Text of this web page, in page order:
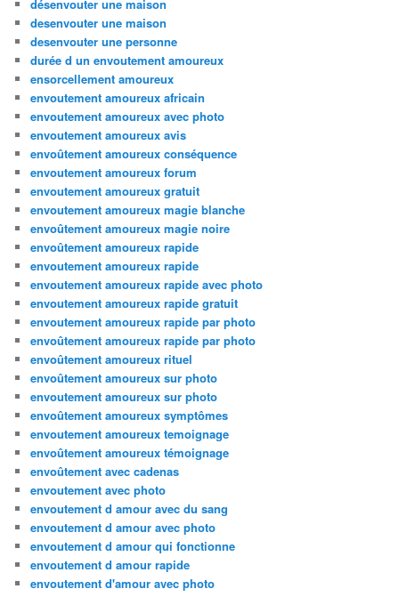
désenvouter une maison
desenvouter une maison
desenvouter une personne
durée d un envoutement amoureux
ensorcellement amoureux
envoutement amoureux africain
envoutement amoureux avec photo
envoutement amoureux avis
envoûtement amoureux conséquence
envoutement amoureux forum
envoutement amoureux gratuit
envoutement amoureux magie blanche
envoûtement amoureux magie noire
envoûtement amoureux rapide
envoutement amoureux rapide
envoutement amoureux rapide avec photo
envoutement amoureux rapide gratuit
envoutement amoureux rapide par photo
envoûtement amoureux rapide par photo
envoûtement amoureux rituel
envoûtement amoureux sur photo
envoutement amoureux sur photo
envoûtement amoureux symptômes
envoutement amoureux temoignage
envoûtement amoureux témoignage
envoûtement avec cadenas
envoutement avec photo
envoutement d amour avec du sang
envoutement d amour avec photo
envoutement d amour qui fonctionne
envoutement d amour rapide
envoutement d'amour avec photo